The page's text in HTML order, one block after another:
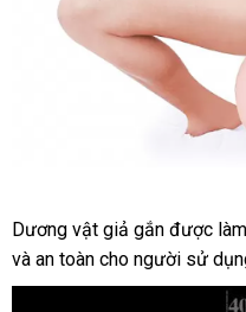
vật
giả
nhún
Dương vật giả gắn xuất
xứ
được
và an toàn cho người sử